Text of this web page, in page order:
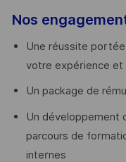
Nos
Une réussite
votre expérience
Un package de
Un développement
parcours de
internes